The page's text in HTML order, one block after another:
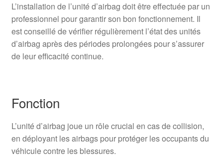
L’installation de l’unité d’airbag doit être effectuée par un
professionnel pour garantir son bon fonctionnement. Il
est conseillé de vérifier régulièrement l’état des unités
d’airbag après des périodes prolongées pour s’assurer
de leur efficacité continue.
Fonction
L’unité d’airbag joue un rôle crucial en cas de collision,
en déployant les airbags pour protéger les occupants du
véhicule contre les blessures.